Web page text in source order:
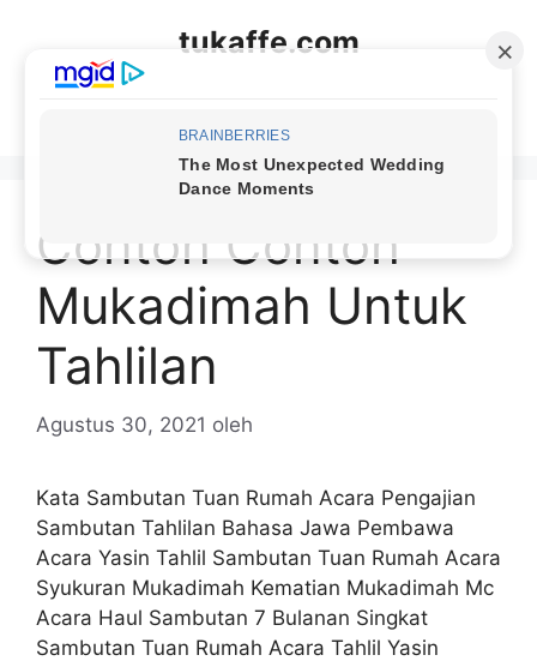
tukaffe.com
Contoh Contoh
Mukadimah Untuk
Tahlilan
Agustus 30, 2021 oleh
Kata Sambutan Tuan Rumah Acara Pengajian
Sambutan Tahlilan Bahasa Jawa Pembawa
Acara Yasin Tahlil Sambutan Tuan Rumah Acara
Syukuran Mukadimah Kematian Mukadimah Mc
Acara Haul Sambutan 7 Bulanan Singkat
Sambutan Tuan Rumah Acara Tahlil Yasin